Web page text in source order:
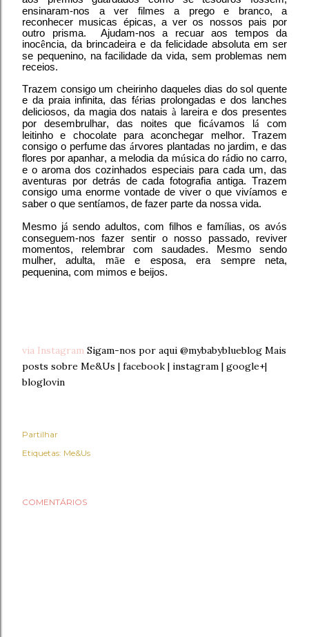
ensinaram-nos a ver filmes a prego e branco, a
reconhecer musicas épicas, a ver os nossos pais por
outro prisma. Ajudam-nos a recuar aos tempos da
inocência, da brincadeira e da felicidade absoluta em ser
se pequenino, na facilidade da vida, sem problemas nem
receios.
Trazem consigo um cheirinho daqueles dias do sol quente
e da praia infinita, das férias prolongadas e dos lanches
deliciosos, da magia dos natais à lareira e dos presentes
por desembrulhar, das noites que ficávamos lácom
leitinho e chocolate para aconchegar melhor. Trazem
consigo o perfume dasárvores plantadas no jardim, e das
flores por apanhar, a melodia da música do rádio no carro,
e o aroma dos cozinhados especiais para cada um, das
aventuras por detrás de cada fotografia antiga. Trazem
consigo uma enorme vontade de viver o que vivíamos e
saber o que sentíamos, de fazer parte da nossa vida.
Mesmo jásendo adultos, com filhos e famílias, os avós
conseguem-nos fazer sentir o nosso passado, reviver
momentos, relembrar com saudades. Mesmo sendo
mulher, adulta, mãe e esposa, era sempre neta,
pequenina, com mimos e beijos.
via Instagram Sigam-nos por aqui @mybabyblueblog Mais
posts sobre Me&Us | facebook | instagram | google+|
bloglovin
Partilhar
Etiquetas: Me&Us
COMENTÁRIOS